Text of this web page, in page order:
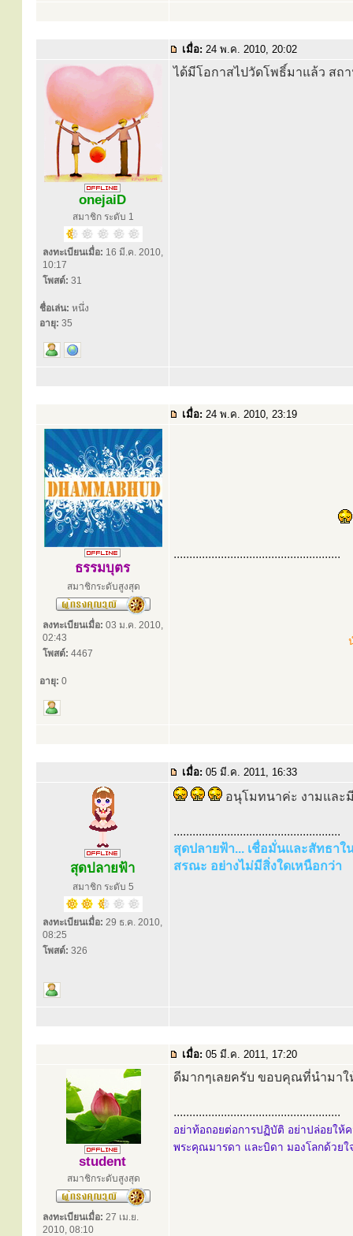
เมื่อ: 24 พ.ค. 2010, 20:02
onejaiD
สมาชิก ระดับ 1
ลงทะเบียนเมื่อ: 16 มี.ค. 2010,
10:17
โพสต์: 31
ชื่อเล่น: หนึ่ง
อายุ: 35
ได้มีโอกาสไปวัดโพธิ์มาแล้ว สถ
เมื่อ: 24 พ.ค. 2010, 23:19
ธรรมบุตร
สมาชิกระดับสูงสุด
ลงทะเบียนเมื่อ: 03 ม.ค. 2010,
02:43
โพสต์: 4467
อายุ: 0
.....................................................
เมื่อ: 05 มี.ค. 2011, 16:33
สุดปลายฟ้า
สมาชิก ระดับ 5
ลงทะเบียนเมื่อ: 29 ธ.ค. 2010,
08:25
โพสต์: 326
อนุโมทนาค่ะ งามและ
.....................................................
สุดปลายฟ้า... เชื่อมั่นและสัทธาใ
สรณะ อย่างไม่มีสิ่งใดเหนือกว่า
เมื่อ: 05 มี.ค. 2011, 17:20
student
สมาชิกระดับสูงสุด
ลงทะเบียนเมื่อ: 27 เม.ย.
2010, 08:10
ดีมากๆเลยครับ ขอบคุณที่นำมา
.....................................................
อย่าท้อถอยต่อการปฏิบัติ อย่าปล่อยให้
พระคุณมารดา และบิดา มองโลกด้วย